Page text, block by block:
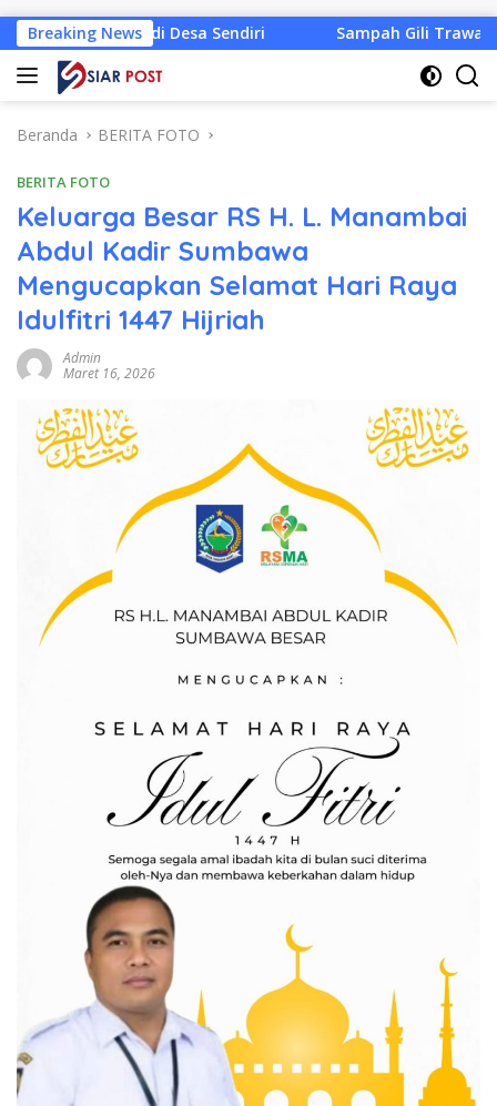
Langsung
ke
konten
Breaking News
Desa Sendiri Sampah Gili Trawangan Kian
Beranda BERITA FOTO
BERITA FOTO
Keluarga Besar RS H. L. Manambai
Abdul Kadir Sumbawa
Mengucapkan Selamat Hari Raya
Idulfitri 1447 Hijriah
Admin
Maret 16, 2026